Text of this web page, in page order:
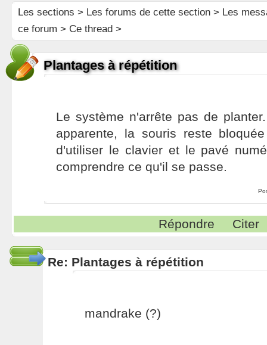
Les sections > Les forums de cette section> Les
ce forum > Ce thread >
Plantages à répétition
Le système n'arrête pas de
apparente, la souris reste
d'utiliser le clavier et le pavé
comprendre ce qu'il se passe.
Répondre Citer
Re: Plantages à répétition
mandrake (?)